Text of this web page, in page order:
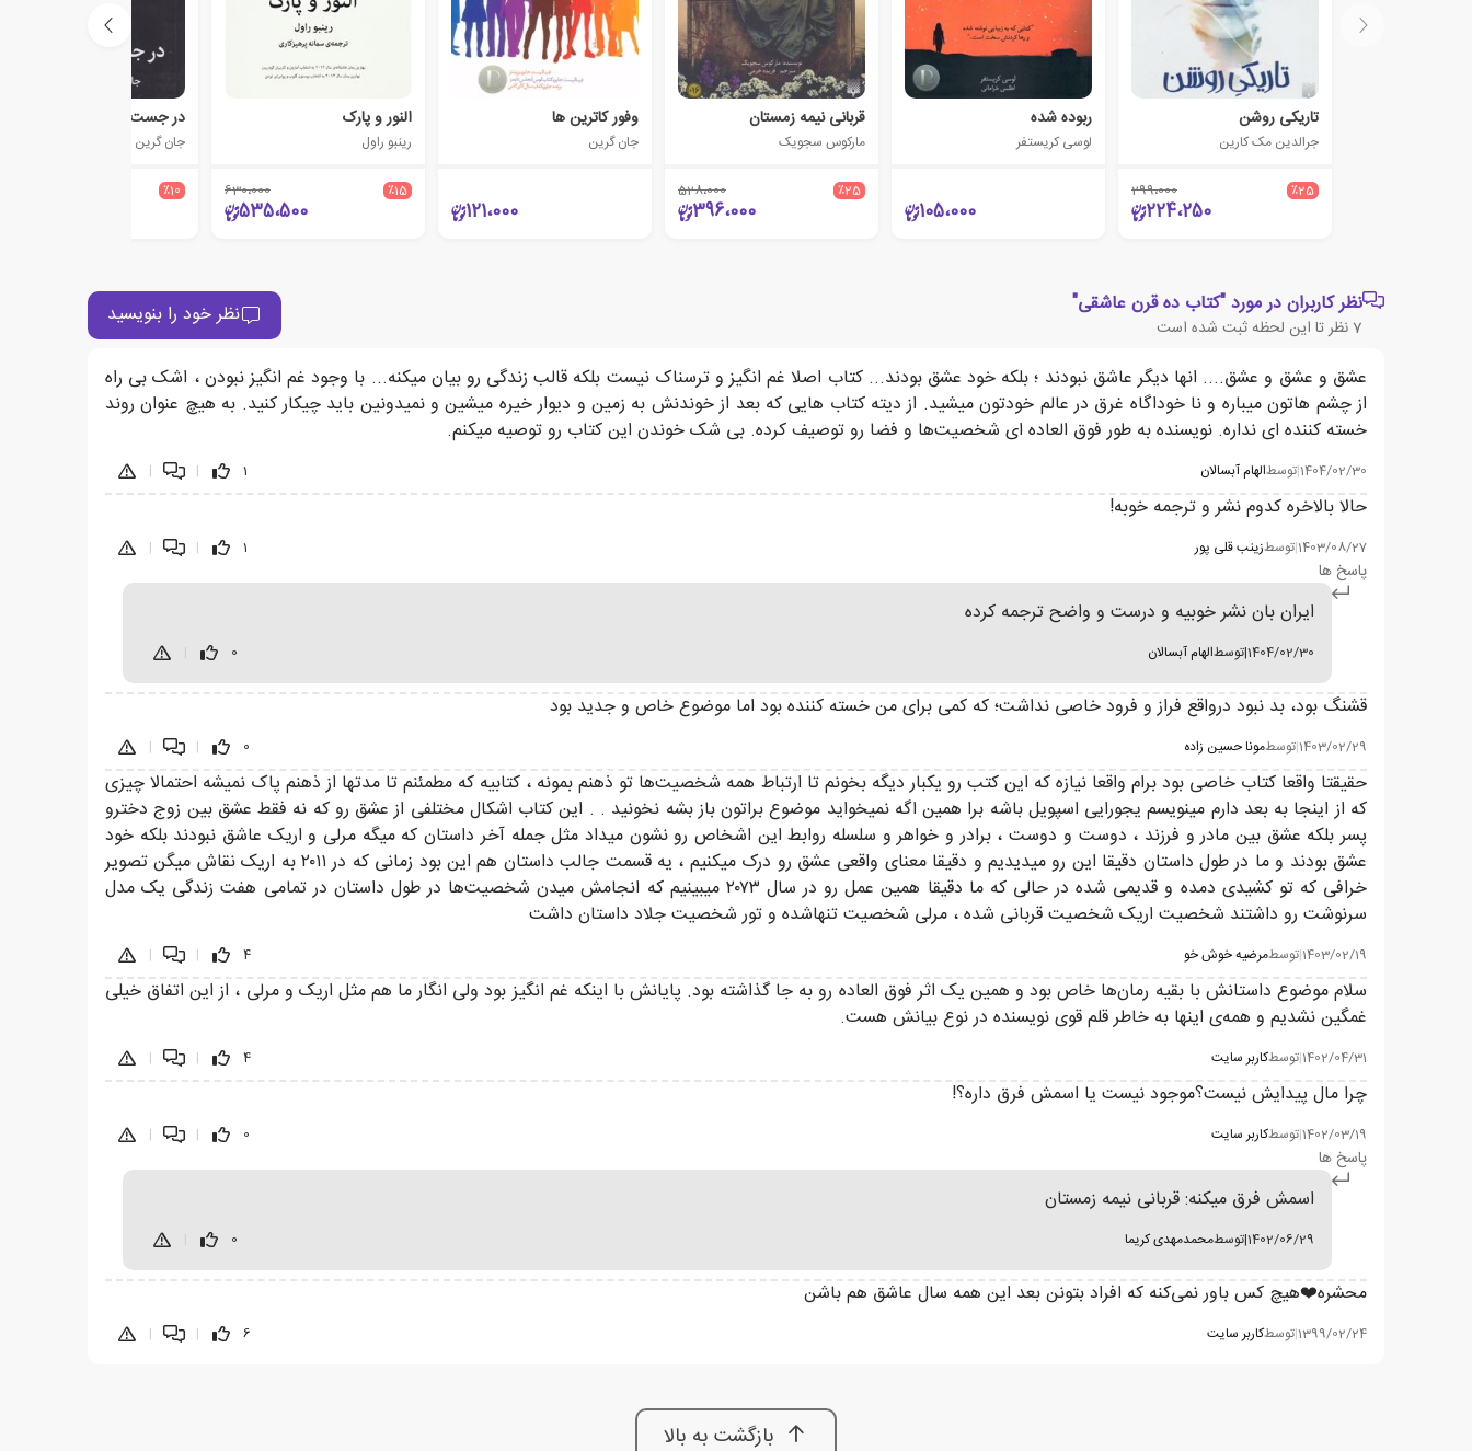
تاریکی روشن
جرالدین مک کارین
٪25 299،000
224،250
ربوده شده
لوسی کریستفر
105،000
قربانی نیمه زمستان
مارکوس سجویک
٪25 528،000
396،000
وفور کاترین ها
جان گرین
121،000
النور و پارک
رینبو راول
٪15 630،000
535،500
در جست و جوی آلاسکا
جان گرین
٪10
نظر کاربران در مورد "کتاب ده قرن عاشقی"
7نظر تا این لحظه ثبت شده است نظر خود را بنویسید
عشق و عشق و عشق.... انها دیگر عاشق نبودند ؛ بلکه خود عشق بودند... کتاب اصلا غم انگیز و ترسناک نیست بلکه قالب زندگی رو بیان میکنه... با وجود غم انگیز نبودن ، اشک بی راه
از چشم هاتون میباره و نا خوداگاه غرق در عالم خودتون میشید. از دیته کتاب هایی که بعد از خوندنش به زمین و دیوار خیره میشین و نمیدونین باید چیکار کنید. به هیچ عنوان روند
خسته کننده ای نداره. نویسنده به طور فوق العاده ای شخصیت‌ها و فضا رو توصیف کرده. بی شک خوندن این کتاب رو توصیه میکنم.
1404/02/30
|توسطالهام آبسالان 1
|
|
حالا بالاخره کدوم نشر و ترجمه خوبه!
1403/08/27
|توسطزینب قلی پور 1
|
|
پاسخ ها
ایران بان نشر خوبیه و درست و واضح ترجمه کرده
1404/02/30
|توسطالهام آبسالان 0
قشنگ بود، بد نبود درواقع فراز و فرود خاصی نداشت؛ که کمی برای من خسته کننده بود اما موضوع خاص و جدید بود
1403/02/29
|توسطمونا حسین زاده 0
|
|
حقیقتا واقعا کتاب خاصی بود برام واقعا نیازه که این کتب رو یکبار دیگه بخونم تا ارتباط همه شخصیت‌ها تو ذهنم بمونه ، کتابیه که مطمئنم تا مدتها از ذهنم پاک نمیشه احتمالا چیزی
که از اینجا به بعد دارم مینویسم یجورایی اسپویل باشه برا همین اگه نمیخواید موضوع براتون باز بشه نخونید . . این کتاب اشکال مختلفی از عشق رو که نه فقط عشق بین زوج دخترو
پسر بلکه عشق بین مادر و فرزند ، دوست و دوست ، برادر و خواهر و سلسله روابط این اشخاص رو نشون میداد مثل جمله آخر داستان که میگه مرلی و اریک عاشق نبودند بلکه خود
عشق بودند و ما در طول داستان دقیقا این رو میدیدیم و دقیقا معنای واقعی عشق رو درک میکنیم ، یه قسمت جالب داستان هم این بود زمانی که در ۲۰۱۱ به اریک نقاش میگن تصویر
خرافی که تو کشیدی دمده و قدیمی شده در حالی که ما دقیقا همین عمل رو در سال ۲۰۷۳ میبینیم که انجامش میدن شخصیت‌ها در طول داستان در تمامی هفت زندگی یک مدل
سرنوشت رو داشتند شخصیت اریک شخصیت قربانی شده ، مرلی شخصیت تنهاشده و تور شخصیت جلاد داستان داشت
1403/02/19
|توسطمرضیه خوش خو 4
|
|
سلام موضوع داستانش با بقیه رمان‌ها خاص بود و همین یک اثر فوق العاده رو به جا گذاشته بود. پایانش با اینکه غم انگیز بود ولی انگار ما هم مثل اریک و مرلی ، از این اتفاق خیلی
غمگین نشدیم و همه‌ی اینها به خاطر قلم قوی نویسنده در نوع بیانش هست.
1402/04/31
|توسطکاربر سایت 4
|
|
چرا مال پیدایش نیست؟موجود نیست یا اسمش فرق داره؟!
1402/03/19
|توسطکاربر سایت 0
|
|
پاسخ ها
اسمش فرق میکنه: قربانی نیمه زمستان
1402/06/29
|توسطمحمدمهدی کریما 0
محشره❤️هیچ کس باور نمی‌کنه که افراد بتونن بعد این همه سال عاشق هم باشن
1399/02/24
|توسطکاربر سایت 6
|
|
بازگشت به بالا